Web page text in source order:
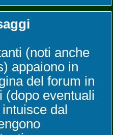
(noti anche
appaiono in
del forum in
(dopo eventuali
dal